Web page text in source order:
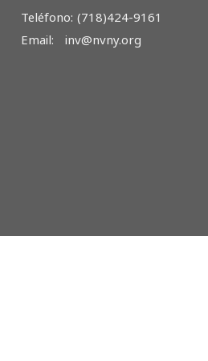
Teléfono: (718)424-9161
Email: inv@nvny.org